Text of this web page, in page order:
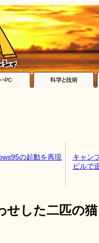
の起動を再現
キャン
ビルで
せした二匹の